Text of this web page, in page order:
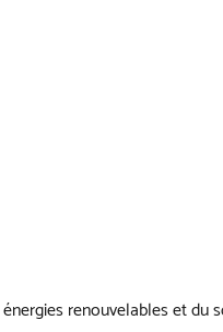
renouvelables et du